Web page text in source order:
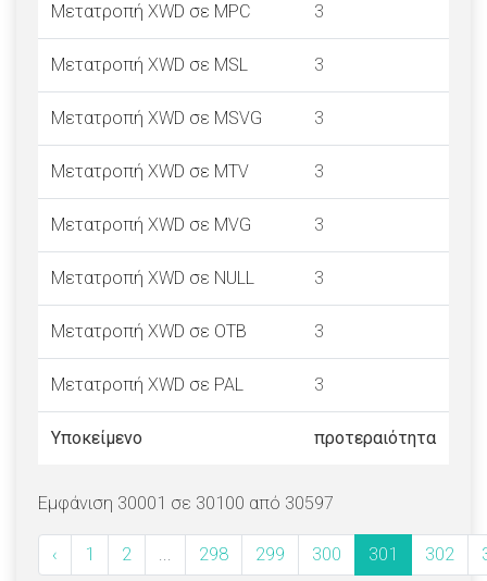
Μετατροπή XWD σε MPC 3
Μετατροπή XWD σε MSL 3
Μετατροπή XWD σε MSVG 3
Μετατροπή XWD σε MTV 3
Μετατροπή XWD σε MVG 3
Μετατροπή XWD σε NULL 3
Μετατροπή XWD σε OTB 3
Μετατροπή XWD σε PAL 3
Υποκείμενο προτεραιότητα
Εμφάνιση 30001 σε 30100 από 30597
‹ 1 2 ... 298 299 300 301 302